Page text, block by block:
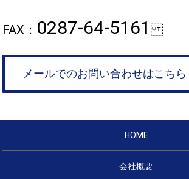
FAX： 0287-64-5161
メールでのお問い合わせはこちら
HOME
会社概要